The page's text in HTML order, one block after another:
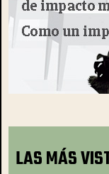
LAS MÁS